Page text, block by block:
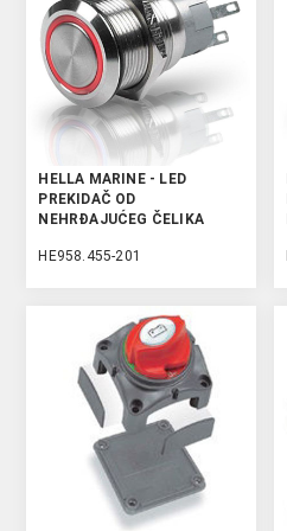
HELLA MARINE - LED
PREKIDAČ OD
NEHRĐAJUĆEG ČELIKA
HE958.455-201